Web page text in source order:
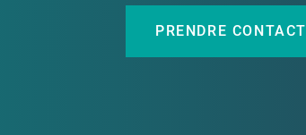
PRENDRE CONTACT